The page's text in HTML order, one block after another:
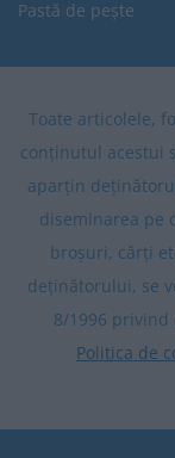
Pastă de pește
Toate articolele,
conținutul acestui
aparțin
diseminarea pe
broșuri, cărți
deținătorului, se
8/1996
Politica de